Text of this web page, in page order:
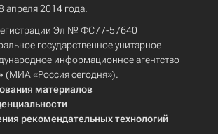
апреля 2014 года.
Эл № ФС77-57640
государственное унитарное
информационное агентство
(МИА «Россия сегодня»).
материалов
рекомендательных технологий